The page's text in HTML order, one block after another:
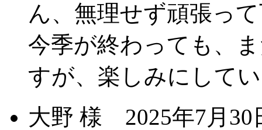
ん、無理せず頑張っ
今季が終わっても、
すが、楽しみにして
大野 様
2025年7月